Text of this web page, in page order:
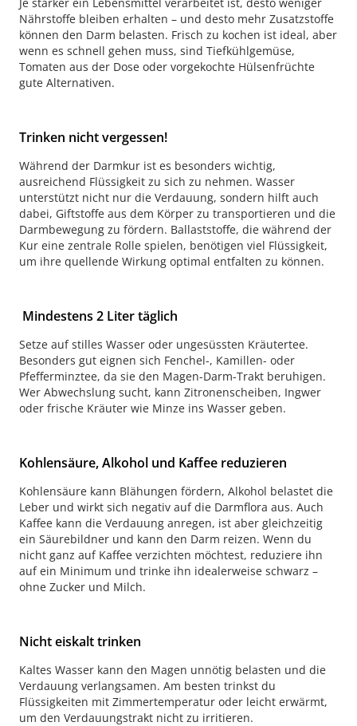
Nährstoffe bleiben erhalten – und desto mehr Zusatzstoffe
können den Darm belasten. Frisch zu kochen ist ideal, aber
wenn es schnell gehen muss, sind Tiefkühlgemüse,
Tomaten aus der Dose oder vorgekochte Hülsenfrüchte
gute Alternativen.
Trinken nicht vergessen!
Während der Darmkur ist es besonders wichtig,
ausreichend Flüssigkeit zu sich zu nehmen. Wasser
unterstützt nicht nur die Verdauung, sondern hilft auch
dabei, Giftstoffe aus dem Körper zu transportieren und die
Darmbewegung zu fördern. Ballaststoffe, die während der
Kur eine zentrale Rolle spielen, benötigen viel Flüssigkeit,
um ihre quellende Wirkung optimal entfalten zu können.
Mindestens 2 Liter täglich
Setze auf stilles Wasser oder ungesüssten Kräutertee.
Besonders gut eignen sich Fenchel-, Kamillen- oder
Pfefferminztee, da sie den Magen-Darm-Trakt beruhigen.
Wer Abwechslung sucht, kann Zitronenscheiben, Ingwer
oder frische Kräuter wie Minze ins Wasser geben.
Kohlensäure, Alkohol und Kaffee reduzieren
Kohlensäure kann Blähungen fördern, Alkohol belastet die
Leber und wirkt sich negativ auf die Darmflora aus. Auch
Kaffee kann die Verdauung anregen, ist aber gleichzeitig
ein Säurebildner und kann den Darm reizen. Wenn du
nicht ganz auf Kaffee verzichten möchtest, reduziere ihn
auf ein Minimum und trinke ihn idealerweise schwarz –
ohne Zucker und Milch.
Nicht eiskalt trinken
Kaltes Wasser kann den Magen unnötig belasten und die
Verdauung verlangsamen. Am besten trinkst du
Flüssigkeiten mit Zimmertemperatur oder leicht erwärmt,
um den Verdauungstrakt nicht zu irritieren.